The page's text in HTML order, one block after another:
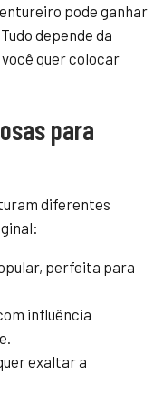
pode ganhar
depende da
quer colocar
para
diferentes
perfeita para
influência
exaltar a